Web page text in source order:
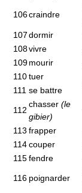
106craindre
107dormir
108vivre
109mourir
110tuer
111 se battre
112
chasser (le
gibier)
113 frapper
114couper
115fendre
116 poignarder